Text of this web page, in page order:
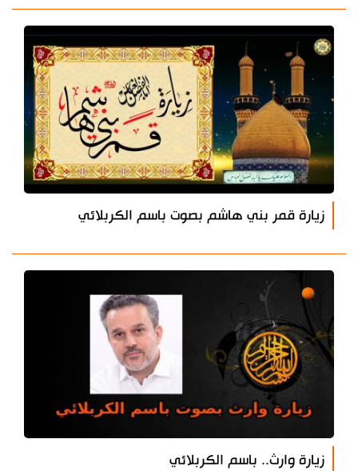
زيارة قمر بني هاشم بصوت باسم الكربلائي
زيارة وارث.. باسم الكربلائي